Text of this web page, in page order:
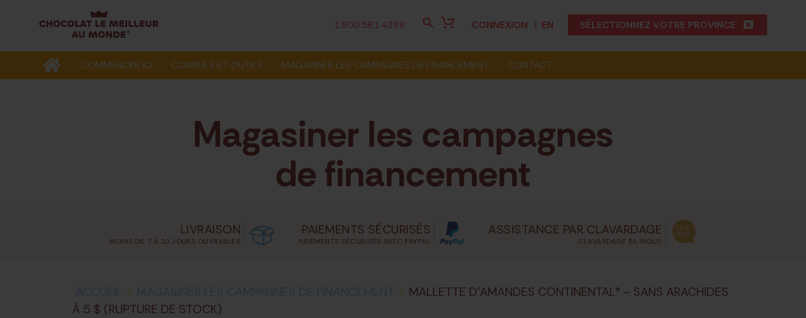
1.800.561.4389 CONNEXION | EN SÉLECTIONNEZ VOTRE PROVINCE
COMMENCER ICI CONSEILS ET OUTILS MAGASINER LES CAMPAGNES DE FINANCEMENT CONTACT
Magasiner les campagnes
de financement
LIVRAISON
MOINS DE 7 À 10 JOURS OUVRABLES
PAIEMENTS SÉCURISÉS
PAIEMENTS SÉCURISÉS AVEC PAYPAL
ASSISTANCE PAR CLAVARDAGE
CLAVARDAGE BILINGUE
ACCUEIL > MAGASINER LES CAMPAGNES DE FINANCEMENT > MALLETTE D’AMANDES CONTINENTAL® – SANS ARACHIDES
À 5 $ (RUPTURE DE STOCK)